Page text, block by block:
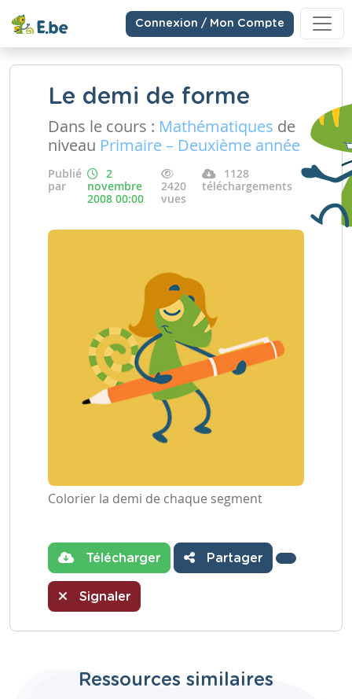
Connexion / Mon Compte
Le demi de forme
Dans le cours : Mathématiques de
niveau Primaire – Deuxième année
Publié
par
2
novembre
2008 00:00
2420
vues
1128
téléchargements
Colorier la demi de chaque segment
Télécharger Partager
Signaler
Ressources similaires